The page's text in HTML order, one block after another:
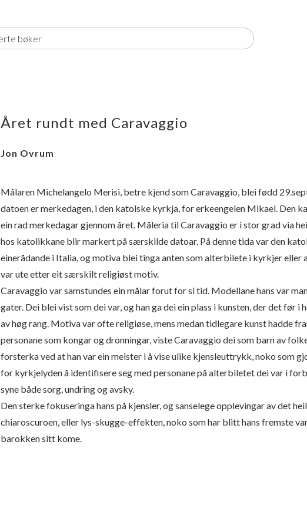
Året rundt med Caravaggio
Jon Ovrum
Målaren Michelangelo Merisi, betre kjend som Caravaggio, blei fødd
datoen er merkedagen, i den katolske kyrkja, for erkeengelen Mikael. Den
ein rad merkedagar gjennom året. Måleria til Caravaggio er i stor grad via
hos katolikkane blir markert på særskilde datoar. På denne tida var den
einerådande i Italia, og motiva blei tinga anten som alterbilete i kyrkjer eller
var ute etter eit særskilt religiøst motiv.
Caravaggio var samstundes ein målar forut for si tid. Modellane hans var
gater. Dei blei vist som dei var, og han ga dei ein plass i kunsten, der det før i
av høg rang. Motiva var ofte religiøse, mens medan tidlegare kunst hadde
personane som kongar og dronningar, viste Caravaggio dei som barn av
forsterka ved at han var ein meister i å vise ulike kjensleuttrykk, noko som
for kyrkjelyden å identifisere seg med personane på alterbiletet dei var i
syne både sorg, undring og avsky.
Den sterke fokuseringa hans på kjensler, og sanselege opplevingar av det
chiaroscuroen, eller lys-skugge-effekten, noko som har blitt hans fremste
barokken sitt kome.